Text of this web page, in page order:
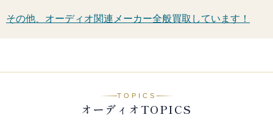
その他、オーディオ関連メーカー全般買取しています！
TOPICS
オーディオTOPICS